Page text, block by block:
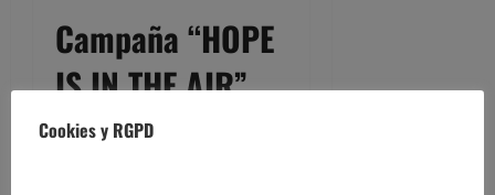
Campaña “HOPE
IS IN THE AIR”
Cookies y RGPD